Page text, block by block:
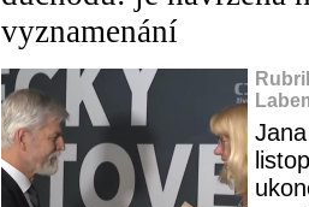
vyznamenání